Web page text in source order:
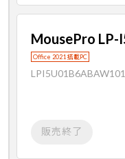
MousePro LP-
Office 2021 搭載PC
販売終了